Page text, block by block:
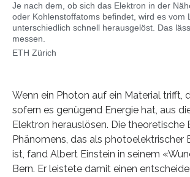
Je nach dem, ob sich das Elektron in der
oder Kohlenstoffatoms befindet, wird es vom
unterschiedlich schnell herausgelöst. Das
messen.
ETH Zürich
Wenn ein Photon auf ein Material trifft,
sofern es genügend Energie hat, aus
Elektron herauslösen. Die theoretische
Phänomens, das als photoelektrischer
ist, fand Albert Einstein in seinem
Bern. Er leistete damit einen